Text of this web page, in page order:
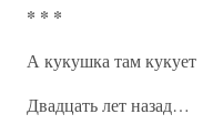
* * *
А кукушка там кукует
Двадцать лет назад…